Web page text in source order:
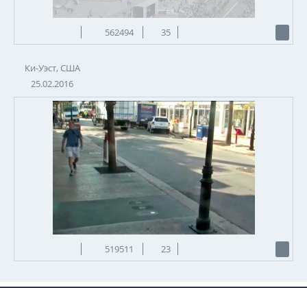
562494 35
Ки-Уэст, США
25.02.2016
519511 23